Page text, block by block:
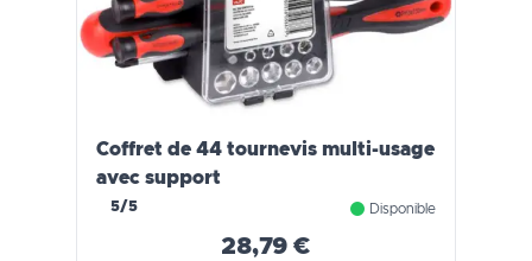
Coffret de 44 tournevis multi-usage
avec support
5/5 Disponible
28,79 €